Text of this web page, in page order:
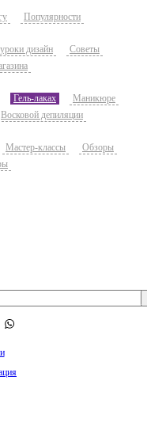
Популярности
дизайн
Советы
Гель-лаках
Маникюре
Восковой депиляции
Мастер-классы
Обзоры